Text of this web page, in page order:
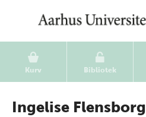
Kurv Bibliotek
Ingelise Flensborg